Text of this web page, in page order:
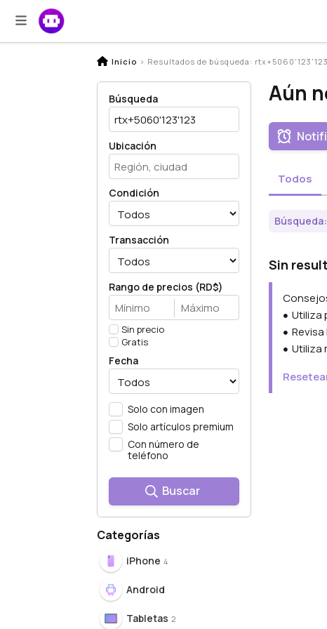
Inicio > Resultados de búsqueda: rtx+5060'123'123
Búsqueda
Ubicación
Condición
Transacción
Rango de precios (RD$)
Sin precio
Gratis
Fecha
Solo con imagen
Solo artículos premium
Con número de
teléfono
Buscar
Categorías
iPhone 4
Android
Tabletas 2
Aún
Todos
Sin
Utiliza
Utiliza